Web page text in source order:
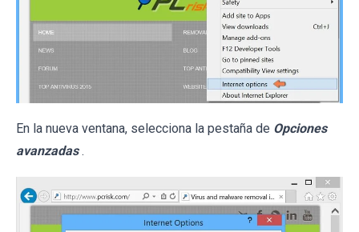
En la nueva ventana, selecciona la pestaña de Opciones
avanzadas .